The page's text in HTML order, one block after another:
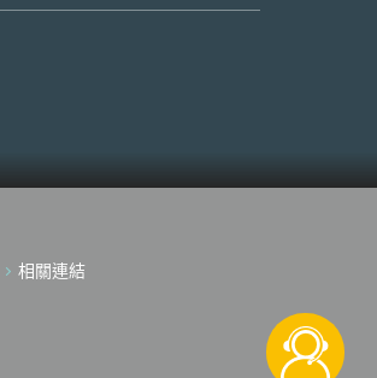
發展和運營，同時打造出可
保護投資之有利於科技新創
利亞科技相關人才的發展和
科技尖端技能和出口能力之
草案希冀能透
相關連結